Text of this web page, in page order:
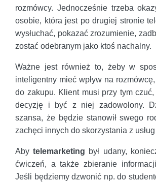
rozmówcy. Jednocześnie trzeba
osobie, która jest po drugiej stronie
wysłuchać, pokazać zrozumienie,
zostać odebranym jako ktoś nachalny.
Ważne jest również to, żeby w
inteligentny mieć wpływ na
do zakupu. Klient musi przy tym czuć,
decyzję i być z niej zadowolony.
szansa, że będzie stanowił swego
zachęci innych do skorzystania z
Aby telemarketing był udany,
ćwiczeń, a także zbieranie
Jeśli będziemy dzwonić np. do